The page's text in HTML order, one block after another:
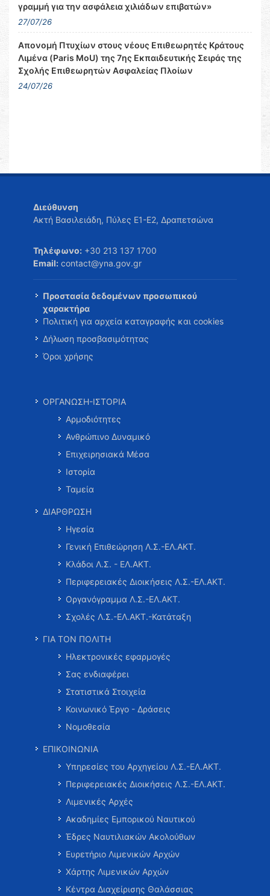
γραμμή για την ασφάλεια χιλιάδων επιβατών»
27/07/26
Απονομή Πτυχίων στους νέους Επιθεωρητές Κράτους
Λιμένα (Paris MoU) της 7ης Εκπαιδευτικής Σειράς της
Σχολής Επιθεωρητών Ασφαλείας Πλοίων
24/07/26
Διεύθυνση
Ακτή Βασιλειάδη, Πύλες Ε1-Ε2, Δραπετσώνα
Τηλέφωνο: +30 213 137 1700
Email: contact@yna.gov.gr
Προστασία δεδομένων προσωπικού
χαρακτήρα
Πολιτική για αρχεία καταγραφής και cookies
Δήλωση προσβασιμότητας
Όροι χρήσης
ΟΡΓΑΝΩΣΗ-ΙΣΤΟΡΙΑ
Αρμοδιότητες
Ανθρώπινο Δυναμικό
Επιχειρησιακά Μέσα
Ιστορία
Ταμεία
ΔΙΑΡΘΡΩΣΗ
Ηγεσία
Γενική Επιθεώρηση Λ.Σ.-ΕΛ.ΑΚΤ.
Κλάδοι Λ.Σ. - ΕΛ.ΑΚΤ.
Περιφερειακές Διοικήσεις Λ.Σ.-ΕΛ.ΑΚΤ.
Οργανόγραμμα Λ.Σ.-ΕΛ.ΑΚΤ.
Σχολές Λ.Σ.-ΕΛ.ΑΚΤ.-Κατάταξη
ΓΙΑ ΤΟΝ ΠΟΛΙΤΗ
Ηλεκτρονικές εφαρμογές
Σας ενδιαφέρει
Στατιστικά Στοιχεία
Κοινωνικό Έργο - Δράσεις
Νομοθεσία
ΕΠΙΚΟΙΝΩΝΙΑ
Υπηρεσίες του Αρχηγείου Λ.Σ.-ΕΛ.ΑΚΤ.
Περιφερειακές Διοικήσεις Λ.Σ.-ΕΛ.ΑΚΤ.
Λιμενικές Αρχές
Ακαδημίες Εμπορικού Ναυτικού
Έδρες Ναυτιλιακών Ακολούθων
Ευρετήριο Λιμενικών Αρχών
Χάρτης Λιμενικών Αρχών
Κέντρα Διαχείρισης Θαλάσσιας